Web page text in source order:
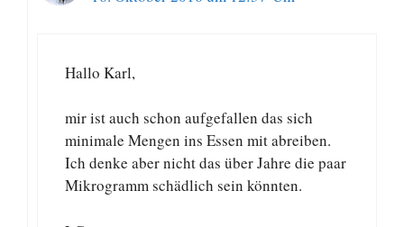
Hallo Karl,
mir ist auch schon aufgefallen das sich
minimale Mengen ins Essen mit abreiben.
Ich denke aber nicht das über Jahre die paar
Mikrogramm schädlich sein könnten.